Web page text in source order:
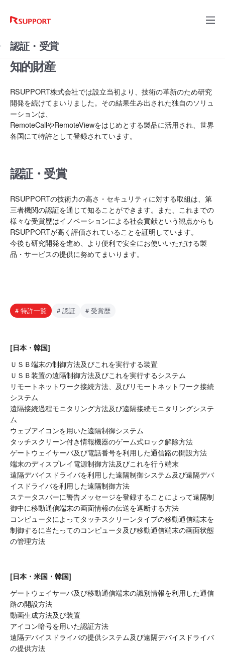
認証・受賞
知的財産
RSUPPORT株式会社では設立当初より、技術の革新のため研究
開発を続けてまいりました。その結果生み出された独自のソリュ
ーションは、
RemoteCallやRemoteViewをはじめとする製品に活用され、世界
各国にて特許として登録されています。
認証・受賞
RSUPPORTの技術力の高さ・セキュリティに対する取組は、第
三者機関の認証を通じて知ることができます。また、これまでの
様々な受賞歴はイノベーションによる社会貢献という観点からも
RSUPPORTが高く評価されていることを証明しています。
今後も研究開発を進め、より便利で安全にお使いいただける製
品・サービスの提供に努めてまいります。
# 特許一覧 # 認証 # 受賞歴
[日本・韓国]
ＵＳＢ端末の制御方法及びこれを実行する装置
ＵＳＢ装置の遠隔制御方法及びこれを実行するシステム
リモートネットワーク接続方法、及びリモートネットワーク接続
システム
遠隔接続過程モニタリング方法及び遠隔接続モニタリングシステ
ム
ウェブアイコンを用いた遠隔制御システム
タッチスクリーン付き情報機器のゲーム式ロック解除方法
ゲートウェイサーバ及び電話番号を利用した通信路の開設方法
端末のディスプレイ電源制御方法及びこれを行う端末
遠隔デバイスドライバを利用した遠隔制御システム及び遠隔デバ
イスドライバを利用した遠隔制御方法
ステータスバーに警告メッセージを登録することによって遠隔制
御中に移動通信端末の画面情報の伝送を遮断する方法
コンピュータによってタッチスクリーンタイプの移動通信端末を
制御するに当たってのコンピュータ及び移動通信端末の画面状態
の管理方法
[日本・米国・韓国]
ゲートウェイサーバ及び移動通信端末の識別情報を利用した通信
路の開設方法
動画生成方法及び装置
アイコン暗号を用いた認証方法
遠隔デバイスドライバの提供システム及び遠隔デバイスドライバ
の提供方法